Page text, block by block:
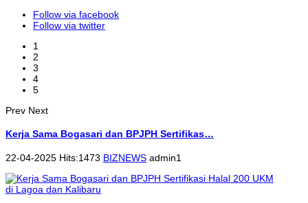
Follow via facebook
Follow via twitter
1
2
3
4
5
Prev Next
Kerja Sama Bogasari dan BPJPH Sertifikas…
22-04-2025 Hits:1473 BIZNEWS admin1